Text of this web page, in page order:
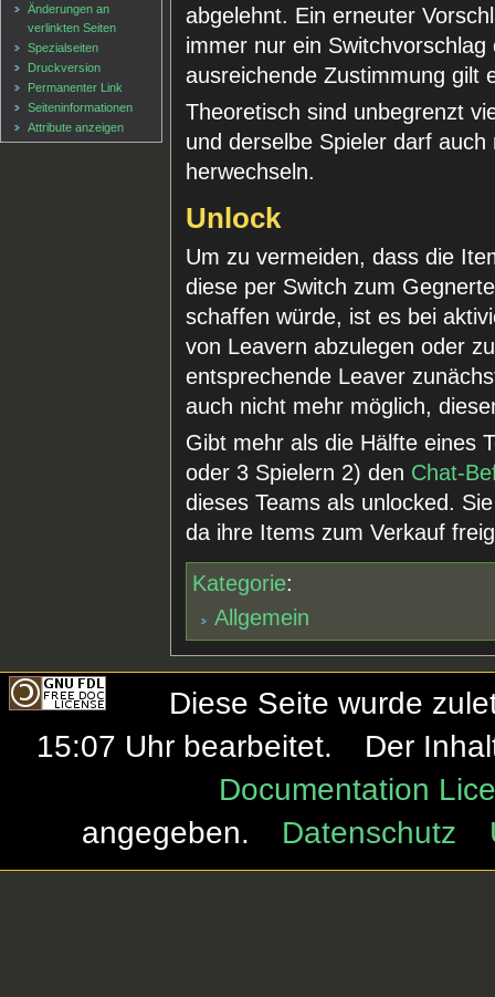
abgelehnt. Ein erneuter
immer nur ein
ausreichende Zustimmung gilt
Theoretisch sind unbegrenzt
und derselbe Spieler darf
herwechseln.
Unlock
Um zu vermeiden, dass die
diese per Switch zum
schaffen würde, ist es bei
von Leavern abzulegen oder
entsprechende Leaver
auch nicht mehr möglich,
Gibt mehr als die Hälfte eines
oder 3 Spielern 2) den Chat-
dieses Teams als unlocked.
da ihre Items zum Verkauf
Kategorie:
Allgemein
Änderungen an
verlinkten Seiten
Spezialseiten
Druckversion
Permanenter Link
Seiten­informationen
Attribute anzeigen
Diese Seite wurde
15:07 Uhr bearbeitet.
Der
Documentation
angegeben.
Datenschutz